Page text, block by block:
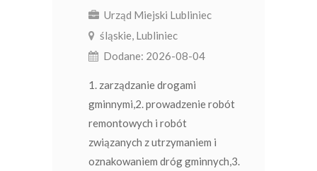
Urząd Miejski Lubliniec
śląskie, Lubliniec
Dodane: 2026-08-04
1. zarządzanie drogami
gminnymi,2. prowadzenie robót
remontowych i robót
związanych z utrzymaniem i
oznakowaniem dróg gminnych,3.